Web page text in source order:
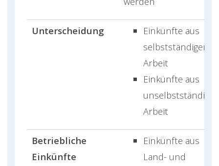
Unterscheidung
Einkünfte aus
selbstständiger
Arbeit
Einkünfte aus
unselbstständiger
Arbeit
Betriebliche
Einkünfte
Einkünfte aus
Land- und